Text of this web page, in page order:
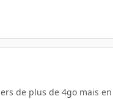
de plus de 4go mais